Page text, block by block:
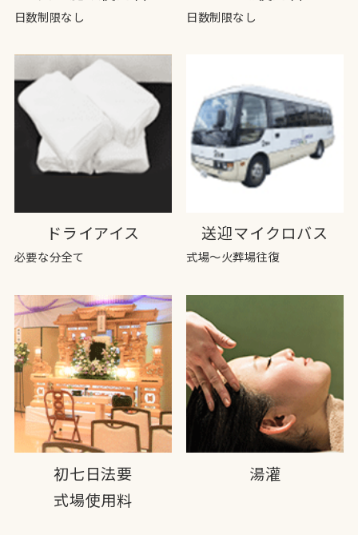
日数制限なし 日数制限なし
ドライアイス
必要な分全て
送迎マイクロバス
式場～火葬場往復
初七日法要
式場使用料
湯灌